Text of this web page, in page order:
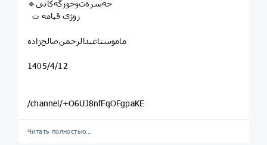
🔹حه‌سره‌ت‌وخوزگه‌کانی
روژی قیامه ت
ماموستا‌عبدالرحمن‌صالح‌زاده
1405/4/12
/channel/+O6UJ8nfFqOFgpaKE
Читать полностью…